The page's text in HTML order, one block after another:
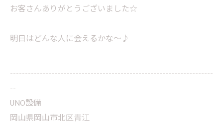
お客さんありがとうございました☆
明日はどんな人に会えるかな～♪
--------------------------------------------------------------------
--
UNO設備
岡山県岡山市北区青江